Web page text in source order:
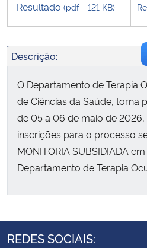
Secretaria-Geral
Secretaria de Governo
Gabinete de Segurança Institucional
Advocacia-Geral da União
Banco Central do Brasil
Resultado (pdf - 121 KB)
Descrição:
O Departamento de Terapia
de Ciências da Saúde, torna
de 05 a 06 de maio de
inscrições para o processo
MONITORIA SUBSIDIADA
Departamento de Terapia
REDES SOCIAIS: